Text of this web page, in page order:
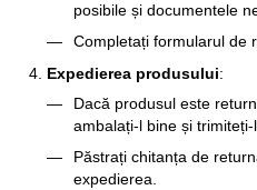
posibile și documentele
Completați formularul de
Expedierea produsului:
Dacă produsul este
ambalați-l bine și trimiteți-
Păstrați chitanța de
expedierea.